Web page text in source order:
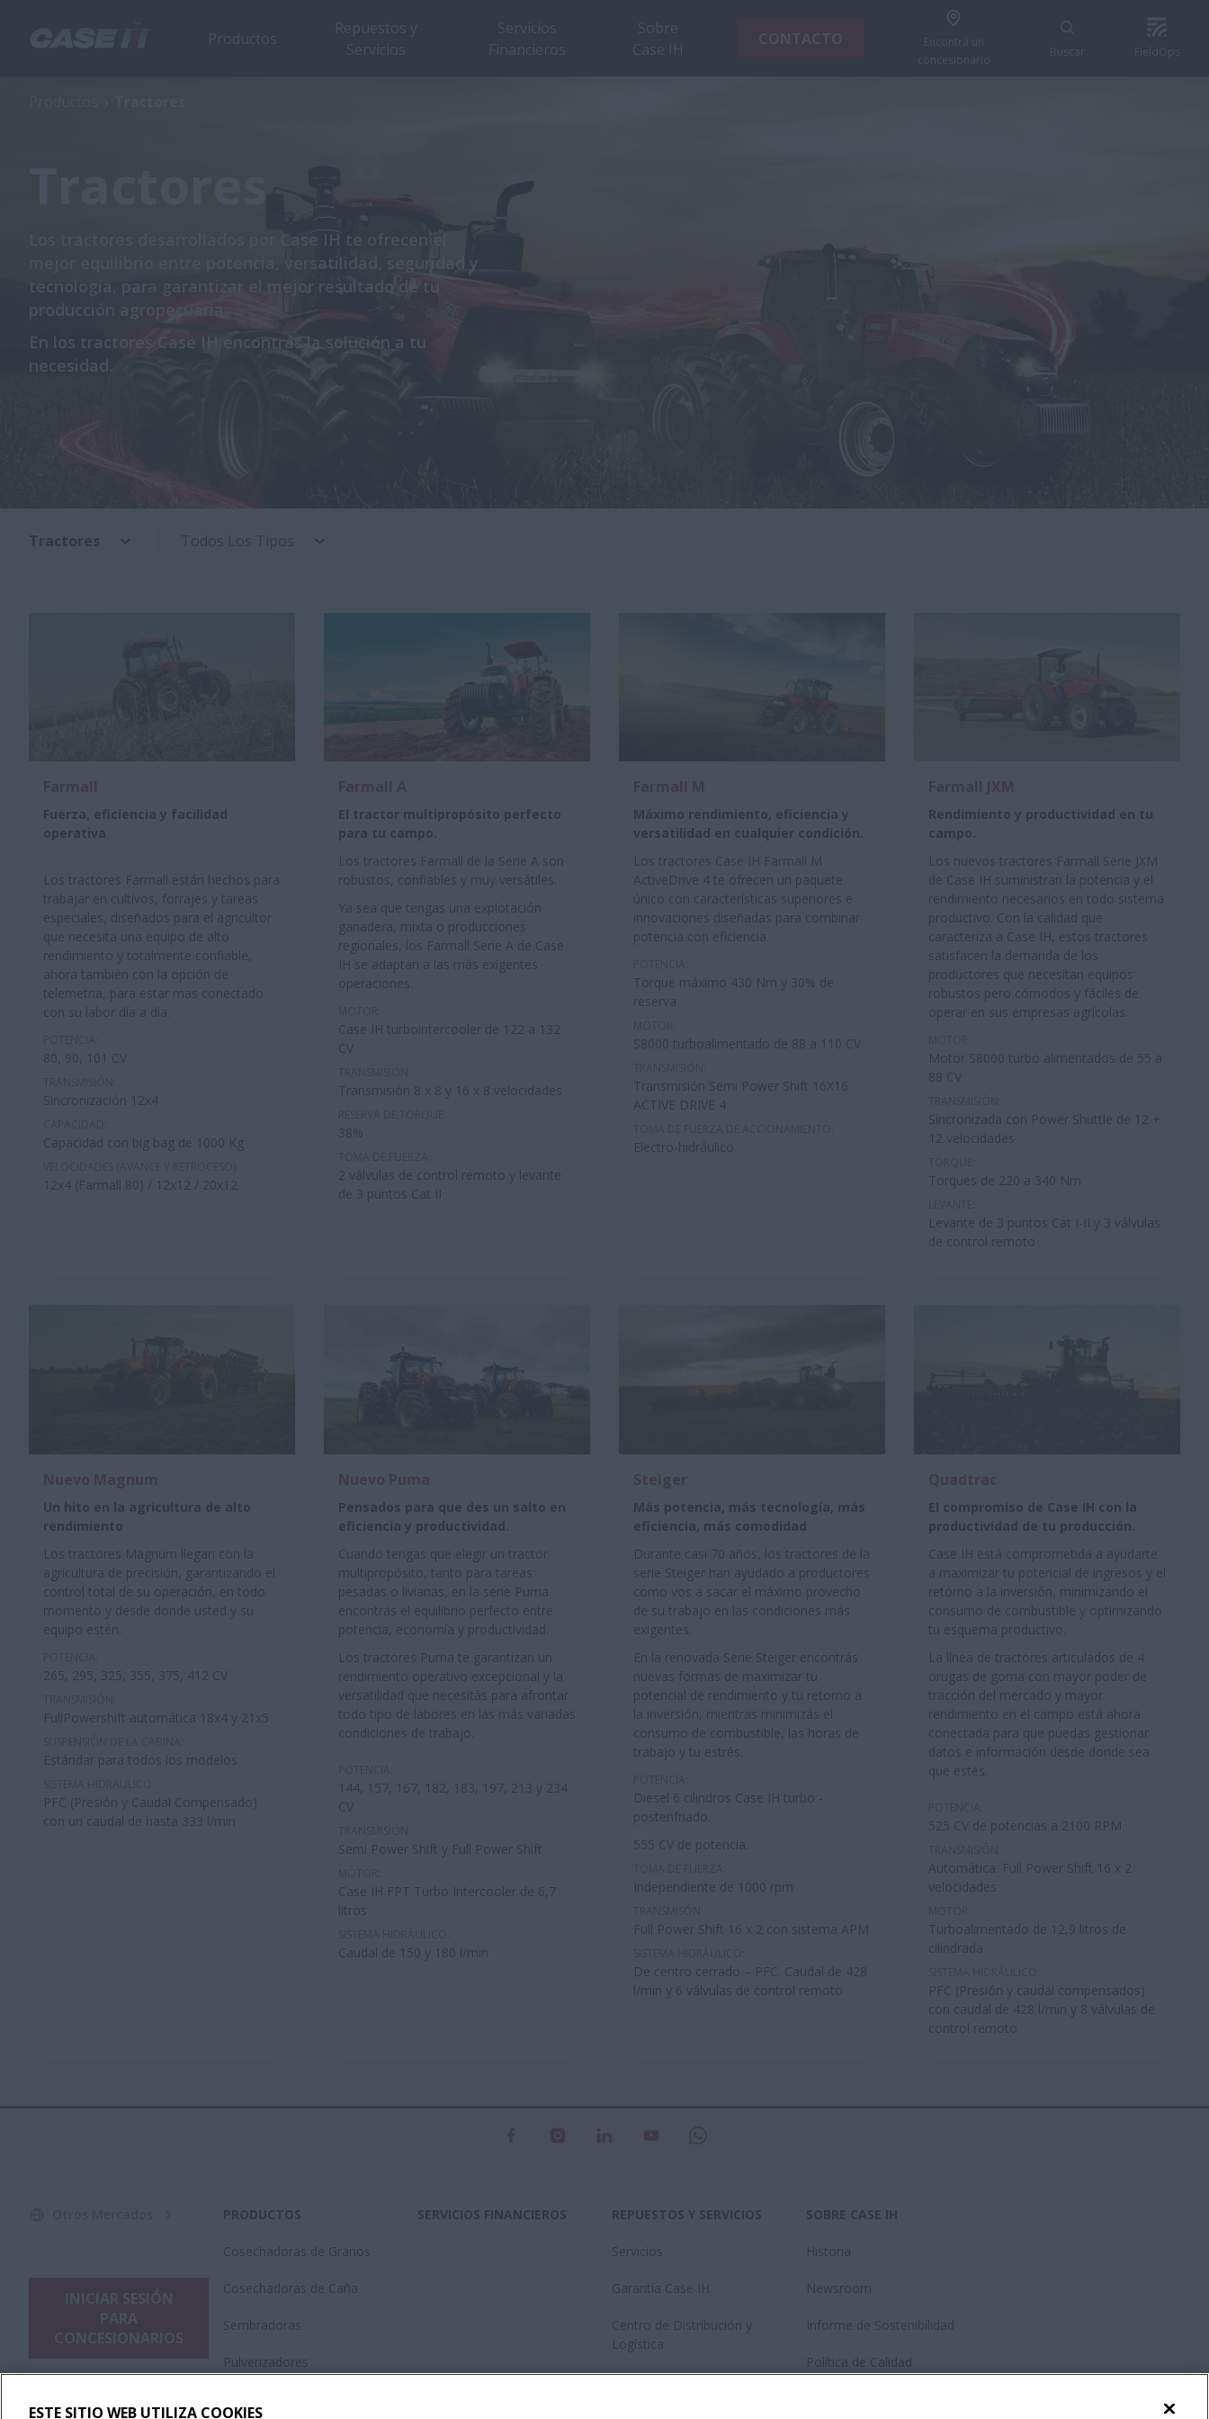
Los tractores desarrollados por Case IH te ofrecen el
mejor equilibrio entre potencia, versatilidad, seguridad y
tecnología, para garantizar el mejor resultado de tu
En los tractores Case IH encontrás la solución a tu
necesidad.
Tractores Todos Los Tipos
Fuerza, eficiencia y facilidad
operativa
Los tractores Farmall están hechos para
trabajar en cultivos, forrajes y tareas
especiales, diseñados para el agricultor
que necesita una equipo de alto
rendimiento y totalmente confiable,
ahora también con la opción de
telemetria, para estar mas conectado
con su labor día a día.
80, 90, 101 CV
Sincronización 12x4
Capacidad con big bag de 1000 Kg
12x4 (Farmall 80) / 12x12 / 20x12
El tractor multipropósito perfecto
para tu campo.
Los tractores Farmall de la Serie A son
robustos, confiables y muy versátiles.
Ya sea que tengas una explotación
ganadera, mixta o producciones
regionales, los Farmall Serie A de Case
IH se adaptan a las más exigentes
operaciones.
Case IH turbointercooler de 122 a 132
CV
Transmisión 8 x 8 y 16 x 8 velocidades
38%
2 válvulas de control remoto y levante
de 3 puntos Cat II
Máximo rendimiento, eficiencia y
versatilidad en cualquier condición.
Los tractores Case IH Farmall M
ActiveDrive 4 te ofrecen un paquete
único con características superiores e
innovaciones diseñadas para combinar
potencia con eficiencia.
Torque máximo 430 Nm y 30% de
reserva
S8000 turboalimentado de 88 a 110 CV
Transmisión Semi Power Shift 16X16
ACTIVE DRIVE 4
Electro-hidráulico
Rendimiento y productividad en tu
campo.
Los nuevos tractores Farmall Serie JXM
de Case IH suministran la potencia y el
rendimiento necesarios en todo sistema
productivo. Con la calidad que
caracteriza a Case IH, estos tractores
satisfacen la demanda de los
productores que necesitan equipos
robustos pero cómodos y fáciles de
operar en sus empresas agrícolas.
Motor S8000 turbo alimentados de 55 a
88 CV
Sincronizada con Power Shuttle de 12 +
12 velocidades
Torques de 220 a 340 Nm
Levante de 3 puntos Cat I-II y 3 válvulas
de control remoto
Un hito en la agricultura de alto
rendimiento
Los tractores Magnum llegan con la
agricultura de precisión, garantizando el
control total de su operación, en todo
momento y desde donde usted y su
equipo estén.
265, 295, 325, 355, 375, 412 CV
FullPowershift automática 18x4 y 21x5
Estándar para todos los modelos
PFC (Presión y Caudal Compensado)
con un caudal de hasta 333 l/min
Pensados para que des un salto en
eficiencia y productividad.
Cuando tengas que elegir un tractor
multipropósito, tanto para tareas
pesadas o livianas, en la serie Puma
encontrás el equilibrio perfecto entre
potencia, economía y productividad.
Los tractores Puma te garantizan un
rendimiento operativo excepcional y la
versatilidad que necesitás para afrontar
todo tipo de labores en las más variadas
condiciones de trabajo.
144, 157, 167, 182, 183, 197, 213 y 234
CV
Semi Power Shift y Full Power Shift
Case IH FPT Turbo Intercooler de 6,7
litros
Caudal de 150 y 180 l/min
Más potencia, más tecnología, más
eficiencia, más comodidad
Durante casi 70 años, los tractores de la
serie Steiger han ayudado a productores
como vos a sacar el máximo provecho
de su trabajo en las condiciones más
exigentes.
En la renovada Serie Steiger encontrás
nuevas formas de maximizar tu
potencial de rendimiento y tu retorno a
la inversión, mientras minimizás el
consumo de combustible, las horas de
trabajo y tu estrés.
Diesel 6 cilindros Case IH turbo -
postenfriado.
555 CV de potencia.
Independiente de 1000 rpm
Full Power Shift 16 x 2 con sistema APM
De centro cerrado – PFC. Caudal de 428
l/min y 6 válvulas de control remoto
El compromiso de Case IH con la
productividad de tu producción.
Case IH está comprometida a ayudarte
a maximizar tu potencial de ingresos y el
retorno a la inversión, minimizando el
consumo de combustible y optimizando
tu esquema productivo.
La línea de tractores articulados de 4
orugas de goma con mayor poder de
tracción del mercado y mayor
rendimiento en el campo está ahora
conectada para que puedas gestionar
datos e información desde donde sea
que estés.
525 CV de potencias a 2100 RPM
Automática. Full Power Shift 16 x 2
velocidades
Turboalimentado de 12,9 litros de
cilindrada
PFC (Presión y caudal compensados)
con caudal de 428 l/min y 8 válvulas de
control remoto
PRODUCTOS
Cosechadoras de Granos
Cosechadoras de Caña
Sembradoras
Pulverizadores
SERVICIOS FINANCIEROS REPUESTOS Y SERVICIOS
Servicios
Garantía Case IH
Centro de Distribución y
Logística
Red de concesionarios
SOBRE CASE IH
Historia
Newsroom
Informe de Sostenibilidad
Política de Calidad
ESTE SITIO WEB UTILIZA COOKIES